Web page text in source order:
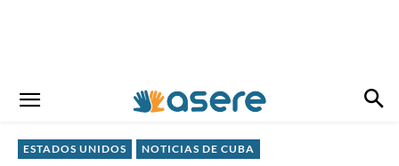
ESTADOS UNIDOS NOTICIAS DE CUBA